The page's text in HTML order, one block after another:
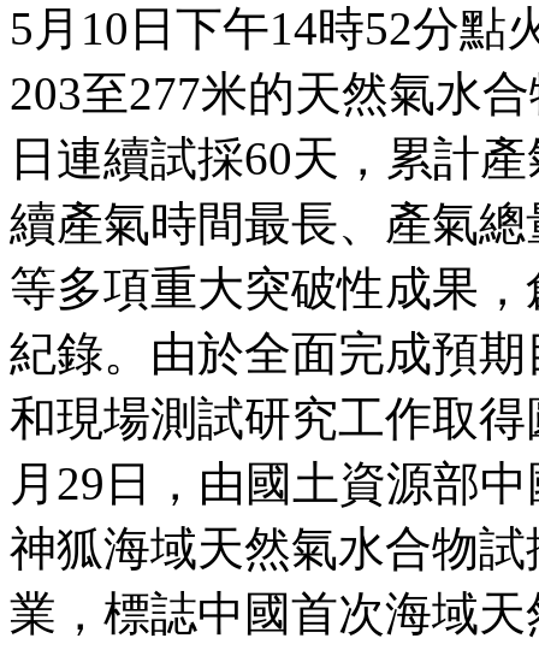
5月10日下午14時52分點
203至277米的天然氣水
日連續試採60天，累計
續產氣時間最長、產氣
等多項重大突破性成果
紀錄。由於全面完成預
和現場測試研究工作取
月29日，由國土資源部
神狐海域天然氣水合物
業，標誌中國首次海域